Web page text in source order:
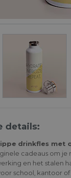
details:
drinkfles met
cadeaus om
en het stalen
school, kantoor